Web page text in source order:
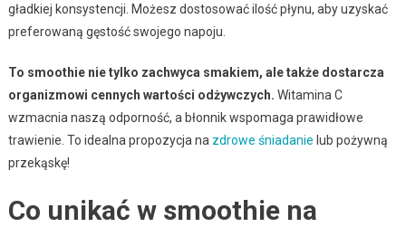
gładkiej konsystencji. Możesz dostosować ilość płynu, aby uzyskać
preferowaną gęstość swojego napoju.
To smoothie nie tylko zachwyca smakiem, ale także dostarcza
organizmowi cennych wartości odżywczych. Witamina C
wzmacnia naszą odporność, a błonnik wspomaga prawidłowe
trawienie. To idealna propozycja na zdrowe śniadanie lub pożywną
przekąskę!
Co unikać w smoothie na